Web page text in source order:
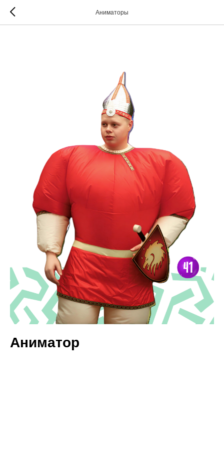
Аниматоры
Аниматор